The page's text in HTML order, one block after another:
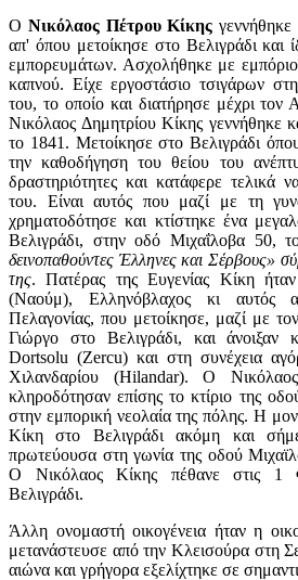
Ο Νικόλαος Πέτρου Κίκης
απ' όπου μετοίκησε στο Βελιγράδι και
εμπορευμάτων. Ασχολήθηκε με εμπόριο
καπνού. Είχε εργοστάσιο τσιγάρων
του, το οποίο και διατήρησε μέχρι
Νικόλαος Δημητρίου Κίκης γεννήθηκε
το 1841. Μετοίκησε στο Βελιγράδι
την καθοδήγηση του θείου του
δραστηριότητες και κατάφερε τελικά
του. Είναι αυτός που μαζί με τη
χρηματοδότησε και κτίστηκε ένα
Βελιγράδι, στην οδό Μιχαΐλοβα 50,
δεινοπαθούντες Έλληνες και Σέρβους»
της. Πατέρας της Ευγενίας Κίκη
(Ναούμ), Ελληνόβλαχος κι αυτός
Πελαγονίας, που μετοίκησε, μαζί με
Γιώργο στο Βελιγράδι, και άνοιξαν
Dortsolu (Zercu) και στη συνέχεια
Χιλανδαρίου (Hilandar). Ο
κληροδότησαν επίσης το κτίριο της
στην εμπορική νεολαία της πόλης. Η
Κίκη στο Βελιγράδι ακόμη και
πρωτεύουσα στη γωνία της οδού
Ο Νικόλαος Κίκης πέθανε στις 1
Βελιγράδι.
Άλλη ονομαστή οικογένεια ήταν η
μετανάστευσε από την Κλεισούρα στη
αιώνα και γρήγορα εξελίχτηκε σε